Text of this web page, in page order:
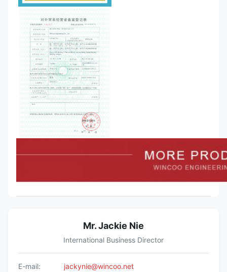
Mr. Jackie Nie
International Business Director
E-mail:
jackynie@wincoo.net